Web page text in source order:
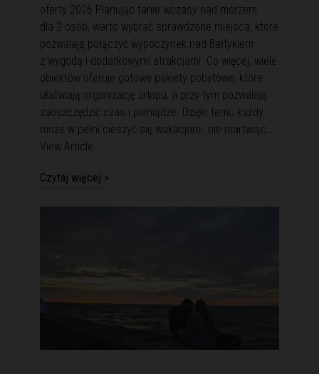
oferty 2026 Planując tanie wczasy nad morzem
dla 2 osób, warto wybrać sprawdzone miejsca, które
pozwalają połączyć wypoczynek nad Bałtykiem
z wygodą i dodatkowymi atrakcjami. Co więcej, wiele
obiektów oferuje gotowe pakiety pobytowe, które
ułatwiają organizację urlopu, a przy tym pozwalają
zaoszczędzić czas i pieniądze. Dzięki temu każdy
może w pełni cieszyć się wakacjami, nie martwiąc…
View Article
Czytaj więcej >